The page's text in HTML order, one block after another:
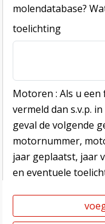
molendatabase?
toelichting
Motoren : Als u
vermeld dan s.v.p.
geval de volgende
motornummer,
jaar geplaatst, jaar
en eventuele